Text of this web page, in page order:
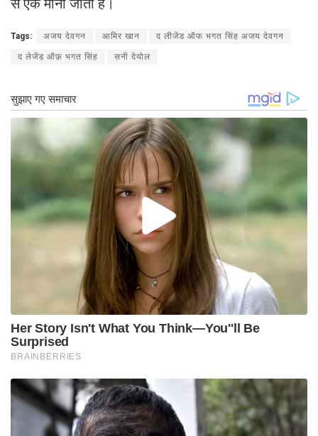
Tags: अजय देवगन आमिर खान द लीजेंड ऑफ भगत सिंह अजय देवगन
द लेजेंड ऑफ़ भगत सिंह सनी देयोल